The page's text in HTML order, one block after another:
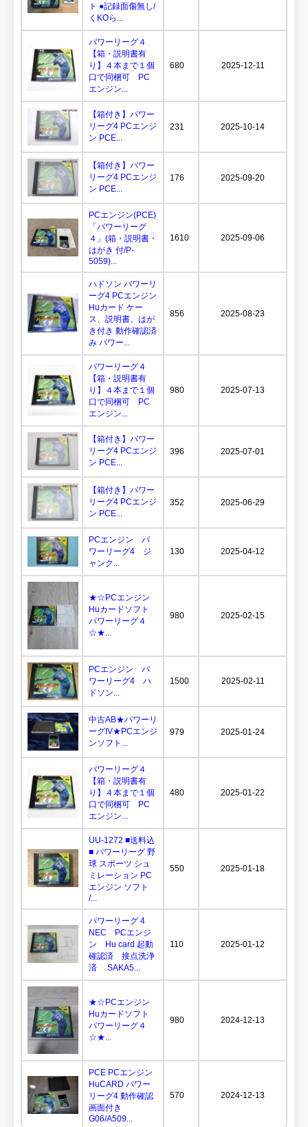
ト ●記録面傷無し/
くKOら...
パワーリーグ４
【箱・説明書有
り】４本まで１個
口で同梱可 PC
エンジン...
680 2025-12-11
【箱付き】パワー
リーグ4 PCエンジ
ン PCE...
231 2025-10-14
【箱付き】パワー
リーグ4 PCエンジ
ン PCE...
176 2025-09-20
PCエンジン(PCE)
「パワーリーグ
４」(箱・説明書・
はがき 付/P-
5059)...
1610 2025-09-06
ハドソン パワーリ
ーグ4 PCエンジン
Huカード ケー
ス、説明書、はが
き付き 動作確認済
み パワー...
856 2025-08-23
パワーリーグ４
【箱・説明書有
り】４本まで１個
口で同梱可 PC
エンジン...
980 2025-07-13
【箱付き】パワー
リーグ4 PCエンジ
ン PCE...
396 2025-07-01
【箱付き】パワー
リーグ4 PCエンジ
ン PCE...
352 2025-06-29
PCエンジン パ
ワーリーグ4 ジ
ャンク...
130 2025-04-12
★☆PCエンジン
Huカードソフト
パワーリーグ４
☆★...
980 2025-02-15
PCエンジン パ
ワーリーグ4 ハ
ドソン...
1500 2025-02-11
中古AB★パワーリ
ーグIV★PCエンジ
ンソフト...
979 2025-01-24
パワーリーグ４
【箱・説明書有
り】４本まで１個
口で同梱可 PC
エンジン...
480 2025-01-22
UU-1272 ■送料込
■ パワーリーグ 野
球 スポーツ シュ
ミレーション PC
エンジン ソフト
/...
550 2025-01-18
パワーリーグ 4
NEC PCエンジ
ン Hu card 起動
確認済 接点洗浄
済 SAKA5...
110 2025-01-12
★☆PCエンジン
Huカードソフト
パワーリーグ４
☆★...
980 2024-12-13
PCE PCエンジン
HuCARD パワー
リーグ4 動作確認
画面付き
G06/A509...
570 2024-12-13